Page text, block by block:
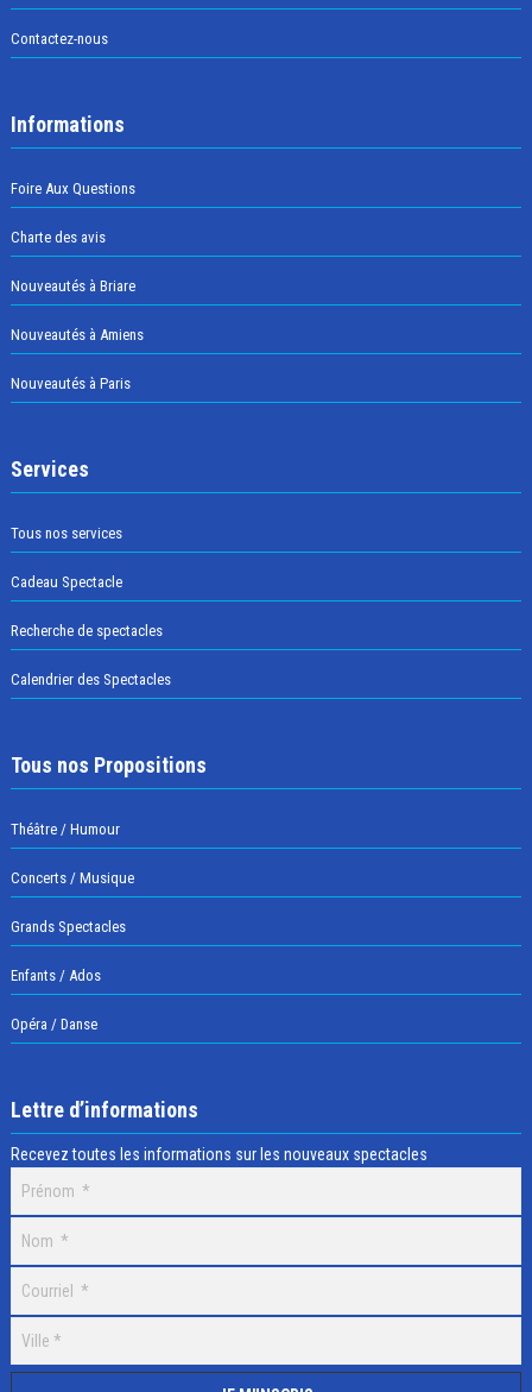
Contactez-nous
Informations
Foire Aux Questions
Charte des avis
Nouveautés à Briare
Nouveautés à Amiens
Nouveautés à Paris
Services
Tous nos services
Cadeau Spectacle
Recherche de spectacles
Calendrier des Spectacles
Tous nos Propositions
Théâtre / Humour
Concerts / Musique
Grands Spectacles
Enfants / Ados
Opéra / Danse
Lettre d’informations
Recevez toutes les informations sur les nouveaux spectacles